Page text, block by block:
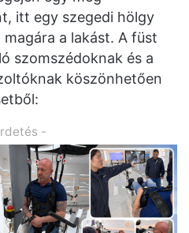
itt egy szegedi hölgy
a lakást. A füst
szomszédoknak és a
köszönhetően
-